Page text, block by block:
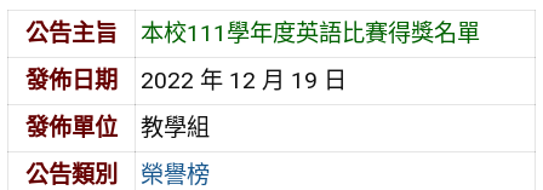
公告主旨
本校111學年度英語比賽得獎名單
發佈日期
2022 年 12 月 19 日
發佈單位
教學組
公告類別
榮譽榜